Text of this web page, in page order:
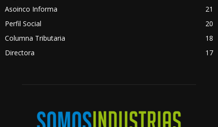
Asoinco Informa
21
Perfil Social
20
Columna Tributaria
18
Directora
17